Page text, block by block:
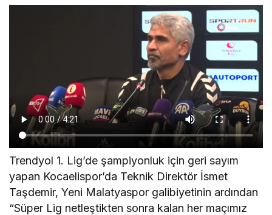
a
m
a
e
m
o
r
u
Trendyol 1. Lig’de şampiyonluk için geri sayım
yapan Kocaelispor’da Teknik Direktör İsmet
Taşdemir, Yeni Malatyaspor galibiyetinin ardından
“Süper Lig netleştikten sonra kalan her maçımız